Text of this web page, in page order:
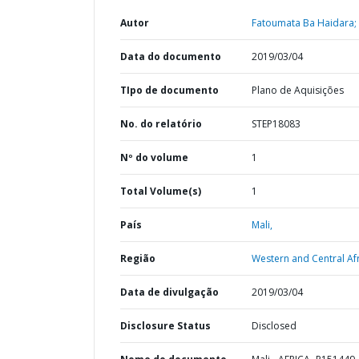
Autor Fatoumata Ba Haidara;
Data do documento 2019/03/04
TIpo de documento Plano de Aquisições
No. do relatório STEP18083
Nº do volume 1
Total Volume(s) 1
País Mali,
Região Western and Central
Data de divulgação 2019/03/04
Disclosure Status Disclosed